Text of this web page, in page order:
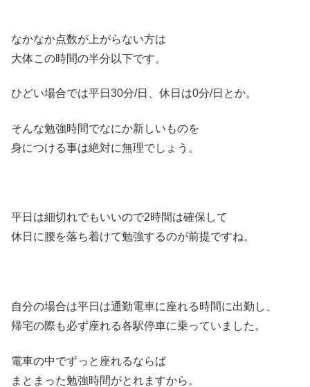
なかなか点数が上がらない方は
大体この時間の半分以下です。
ひどい場合では平日30分/日、休日は0分/日とか。
そんな勉強時間でなにか新しいものを
身につける事は絶対に無理でしょう。
平日は細切れでもいいので2時間は確保して
休日に腰を落ち着けて勉強するのが前提ですね。
自分の場合は平日は通勤電車に座れる時間に出勤し、
帰宅の際も必ず座れる各駅停車に乗っていました。
電車の中でずっと座れるならば
まとまった勉強時間がとれますから。